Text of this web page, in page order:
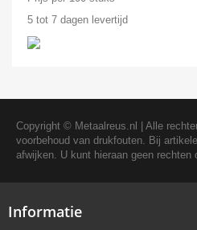
5 tot 7 dagen levertijd
Copyright © Metaalreus.nl
| Alle
voorbehoud van drukfouten. Bij
afwijken. U kunt hieraan geen rechten
Informatie